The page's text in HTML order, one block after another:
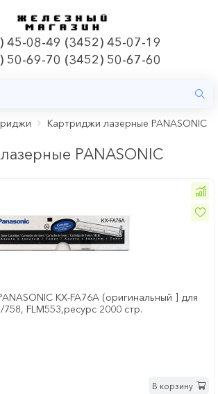
45-08-49 (3452) 45-07-19
50-69-70 (3452) 50-67-60
Картриджи лазерные PANASONIC
PANASONIC
KX-FA76A (оригинальный ] для
758, FLM553,ресурс 2000 стр.
В корзину